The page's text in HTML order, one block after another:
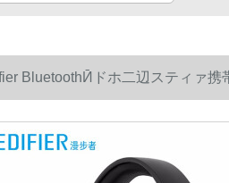
BluetoothӢドホ二辺スティァ